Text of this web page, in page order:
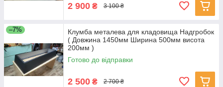
2 900 ₴ 3 100 ₴
–7%
Клумба металева для кладовища Надгробок
( Довжина 1450мм Ширина 500мм висота
200мм )
Готово до відправки
2 500 ₴ 2 700 ₴